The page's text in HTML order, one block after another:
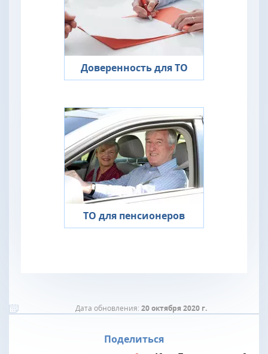
Доверенность для ТО
ТО для пенсионеров
Дата обновления: 20 октября 2020 г.
Поделиться